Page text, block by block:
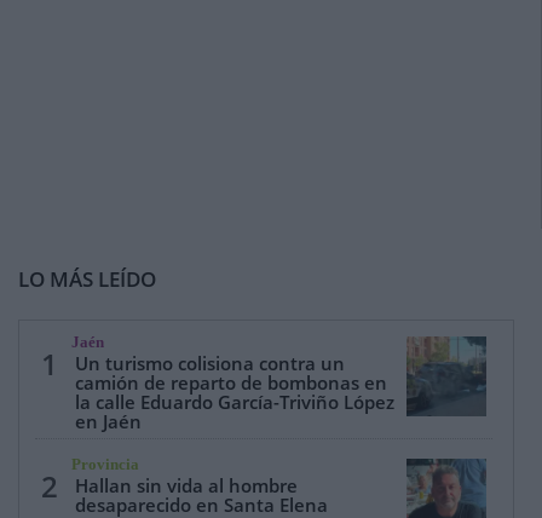
LO MÁS LEÍDO
1
Jaén
Un turismo colisiona contra un
camión de reparto de bombonas en
la calle Eduardo García-Triviño López
en Jaén
2
Provincia
Hallan sin vida al hombre
desaparecido en Santa Elena